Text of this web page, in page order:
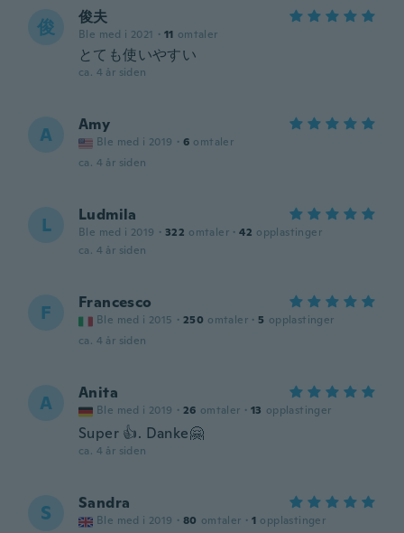
俊 俊夫
Ble med i 2021 · 11 omtaler
とても使いやすい
ca. 4 år siden
A Amy
Ble med i 2019 · 6 omtaler
ca. 4 år siden
L Ludmila
Ble med i 2019 · 322 omtaler · 42 opplastinger
ca. 4 år siden
F Francesco
Ble med i 2015 · 250 omtaler · 5 opplastinger
ca. 4 år siden
A Anita
Ble med i 2019 · 26 omtaler · 13 opplastinger
Super 👍. Danke🤗
ca. 4 år siden
S Sandra
Ble med i 2019 · 80 omtaler · 1 opplastinger